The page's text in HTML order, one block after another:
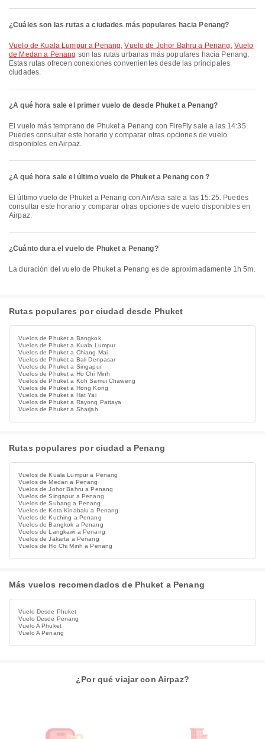
¿Cuáles son las rutas a ciudades más populares hacia Penang?
Vuelo de Kuala Lumpur a Penang,Vuelo de Johor Bahru a Penang , Vuelo
de Medan a Penang son las rutas urbanas más populares hacia Penang.
Estas rutas ofrecen conexiones convenientes desde las principales
ciudades.
¿A qué hora sale el primer vuelo de desde Phuket a Penang?
El vuelo más temprano de Phuket a Penang con FireFly sale a las 14:35.
Puedes consultar este horario y comparar otras opciones de vuelo
disponibles en Airpaz.
¿A qué hora sale el último vuelo de Phuket a Penang con ?
El último vuelo de Phuket a Penang con AirAsia sale a las 15:25. Puedes
consultar este horario y comparar otras opciones de vuelo disponibles en
Airpaz.
¿Cuánto dura el vuelo de Phuket a Penang?
La duración del vuelo de Phuket a Penang es de aproximadamente 1h 5m.
Rutas populares por ciudad desde Phuket
Vuelos de Phuket a Bangkok
Vuelos de Phuket a Kuala Lumpur
Vuelos de Phuket a Chiang Mai
Vuelos de Phuket a Bali Denpasar
Vuelos de Phuket a Singapur
Vuelos de Phuket a Ho Chi Minh
Vuelos de Phuket a Koh Samui Chaweng
Vuelos de Phuket a Hong Kong
Vuelos de Phuket a Hat Yai
Vuelos de Phuket a Rayong Pattaya
Vuelos de Phuket a Sharjah
Rutas populares por ciudad a Penang
Vuelos de Kuala Lumpur a Penang
Vuelos de Medan a Penang
Vuelos de Johor Bahru a Penang
Vuelos de Singapur a Penang
Vuelos de Subang a Penang
Vuelos de Kota Kinabalu a Penang
Vuelos de Kuching a Penang
Vuelos de Bangkok a Penang
Vuelos de Langkawi a Penang
Vuelos de Jakarta a Penang
Vuelos de Ho Chi Minh a Penang
Más vuelos recomendados de Phuket a Penang
Vuelo Desde Phuket
Vuelo Desde Penang
Vuelo A Phuket
Vuelo A Penang
¿Por qué viajar con Airpaz?